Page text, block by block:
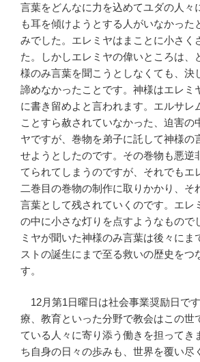
言葉をどんなに力を込めてユダの人々
も耳を傾けようとする人がいなかった
みでした。エレミヤはまことに小さく
た。しかしエレミヤの偉いところは、
様のみ言葉を聞こうとしなくても、決
諦めなかったことです。神様はエレミ
に書き留めよと言われます。エルサレ
ことすら赦されていなかった、迫害の
ヤですが、巻物を弟子に託して神様の
せようとしたのです。その巻物も悪逆
てられてしまうのですが、それでもエ
二巻目の巻物の制作に取りかかり、そ
言葉として残されていくのです。エレ
の中に小さな灯りを点すようなもので
ミヤが聞いた神様のみ言葉は後々にま
ストの誕生にまで至る救いの歴史をつ
す。
12月第1日曜日は社会事業奨励日で
療、教育といった分野で教会はこの世
ている人々に寄り添う働きを担ってき
ち自身の日々の歩みも、世界を覆い尽